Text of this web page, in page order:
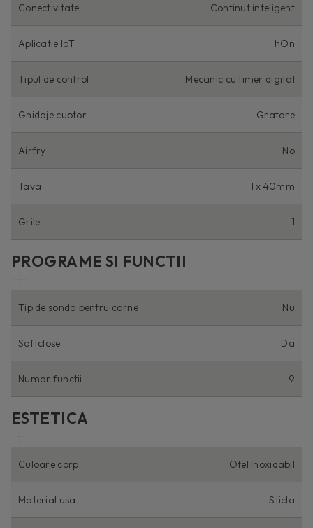
Conectivitate Continut inteligent
Aplicatie IoT hOn
Tipul de control Mecanic cu timer digital
Ghidaje cuptor Gratare
Airfry No
Tava 1 x 40mm
Grile 1
PROGRAME SI FUNCTII
Tip de sonda pentru carne Nu
Softclose Da
Numar functii 9
ESTETICA
Culoare corp Otel Inoxidabil
Material usa Sticla